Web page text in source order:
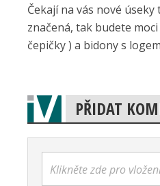
Čekají na vás nové
značená, tak budete
čepičky ) a bidony s
PŘIDAT
Klikněte zde pro